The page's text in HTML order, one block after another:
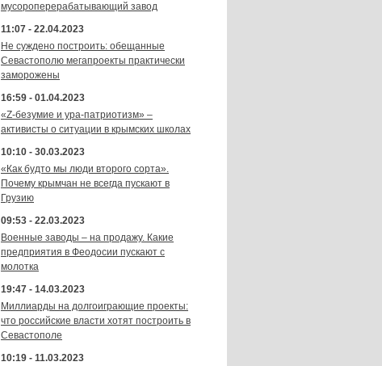
мусороперерабатывающий завод
11:07 - 22.04.2023
Не суждено построить: обещанные
Севастополю мегапроекты практически
заморожены
16:59 - 01.04.2023
«Z-безумие и ура-патриотизм» –
активисты о ситуации в крымских школах
10:10 - 30.03.2023
«Как будто мы люди второго сорта».
Почему крымчан не всегда пускают в
Грузию
09:53 - 22.03.2023
Военные заводы – на продажу. Какие
предприятия в Феодосии пускают с
молотка
19:47 - 14.03.2023
Миллиарды на долгоиграющие проекты:
что российские власти хотят построить в
Севастополе
10:19 - 11.03.2023